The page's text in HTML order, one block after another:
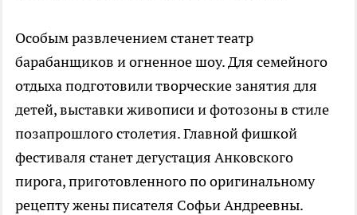
Особым развлечением станет театр
барабанщиков и огненное шоу. Для семейного
отдыха подготовили творческие занятия для
детей, выставки живописи и фотозоны в стиле
позапрошлого столетия. Главной фишкой
фестиваля станет дегустация Анковского
пирога, приготовленного по оригинальному
рецепту жены писателя Софьи Андреевны.